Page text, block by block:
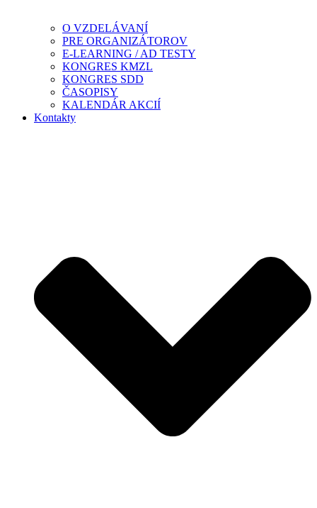
O VZDELÁVANÍ
PRE ORGANIZÁTOROV
E-LEARNING / AD TESTY
KONGRES KMZL
KONGRES SDD
ČASOPISY
KALENDÁR AKCIÍ
Kontakty